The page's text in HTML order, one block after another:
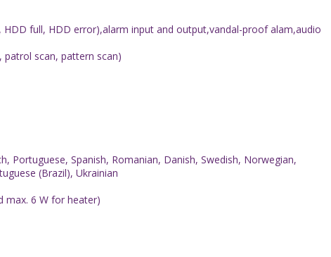
full, HDD error),alarm input and output,vandal-proof alam,audio
patrol scan, pattern scan)
Portuguese, Spanish, Romanian, Danish, Swedish, Norwegian,
(Brazil), Ukrainian
max. 6 W for heater)